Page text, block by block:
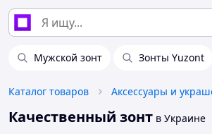
Мужской зонт Зонты Yuzont
Каталог товаров Аксессуары и
Качественный зонт в Украине